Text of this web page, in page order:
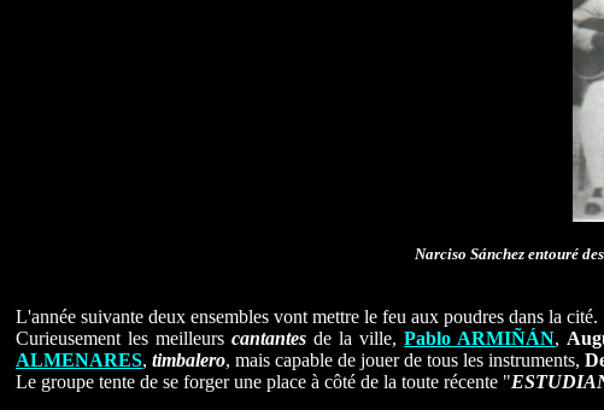
Narciso Sánchez entouré
L'année suivante deux ensembles vont mettre le feu aux poudres dans la cité.
Curieusement les meilleurscantantes de la ville,Pablo ARMIÑÁN,
ALMENARES, timbalero, mais capable de jouer de tous les instruments,
Le groupe tente de se forger une place à côté de la toute récente "